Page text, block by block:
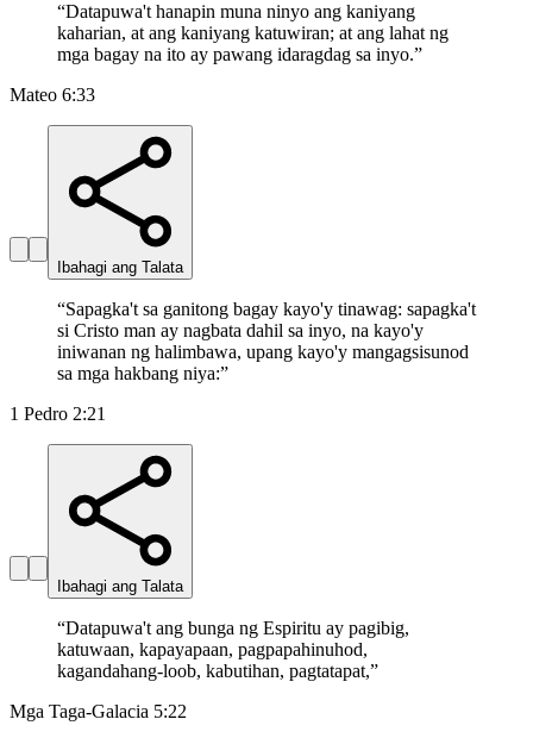
“Datapuwa't hanapin muna ninyo ang kaniyang
kaharian, at ang kaniyang katuwiran; at ang lahat ng
mga bagay na ito ay pawang idaragdag sa inyo.”
Mateo 6:33
Ibahagi ang Talata
“Sapagka't sa ganitong bagay kayo'y tinawag: sapagka't
si Cristo man ay nagbata dahil sa inyo, na kayo'y
iniwanan ng halimbawa, upang kayo'y mangagsisunod
sa mga hakbang niya:”
1 Pedro 2:21
Ibahagi ang Talata
“Datapuwa't ang bunga ng Espiritu ay pagibig,
katuwaan, kapayapaan, pagpapahinuhod,
kagandahang-loob, kabutihan, pagtatapat,”
Mga Taga-Galacia 5:22